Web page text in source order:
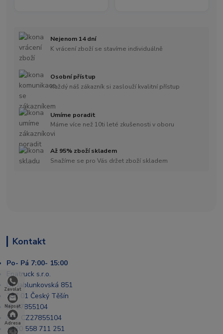
Zavolat
Napsat
Adresa
Nejenom 14 dní
K vrácení zboží se stavíme individuálně
Osobní přístup
Každý náš zákazník si zaslouží kvalitní přístup
Umíme poradit
Máme více než 10ti leté zkušenosti v oboru
Až 95% zboží skladem
Snažíme se pro Vás držet zboží skladem
Kontakt
Po- Pá 7:00- 15:00
Enatruck s.r.o.
Ul. Jablunkovská 851
737 01 Český Těšín
IČ: 27855104
DIČ: CZ27855104
+420 558 711 251